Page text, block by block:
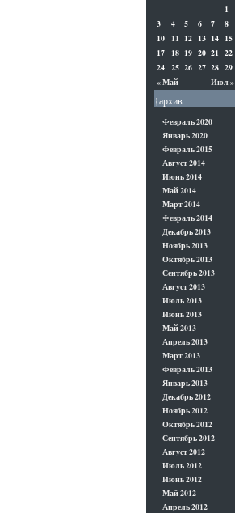
« Май Июл »
1
3
4 5 6 7 8
10
11 12 13 14 15
17
18 19 20 21 22
24 25 26 27 28 29
†архив
Февраль 2020
Январь 2020
Февраль 2015
Август 2014
Июнь 2014
Май 2014
Март 2014
Февраль 2014
Декабрь 2013
Ноябрь 2013
Октябрь 2013
Сентябрь 2013
Август 2013
Июль 2013
Июнь 2013
Май 2013
Апрель 2013
Март 2013
Февраль 2013
Январь 2013
Декабрь 2012
Ноябрь 2012
Октябрь 2012
Сентябрь 2012
Август 2012
Июль 2012
Июнь 2012
Май 2012
Апрель 2012